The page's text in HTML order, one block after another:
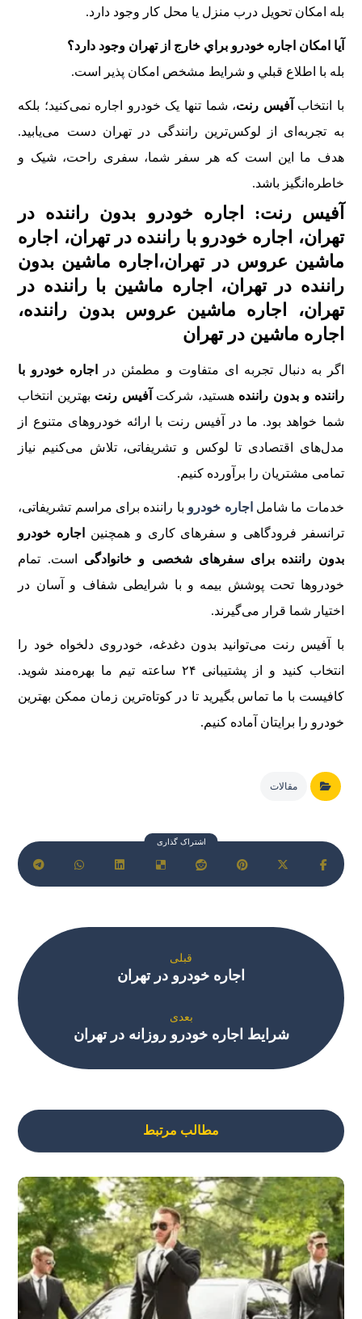
بله امکان تحويل درب منزل يا محل کار وجود دارد.
آيا امکان اجاره خودرو براي خارج از تهران وجود دارد؟
بله با اطلاع قبلي و شرايط مشخص امکان پذير است.
با انتخاب آفیس رنت، شما تنها یک خودرو اجاره نمی‌کنید؛ بلکه
به تجربه‌ای از لوکس‌ترین رانندگی در تهران دست می‌یابید.
هدف ما این است که هر سفر شما، سفری راحت، شیک و
خاطره‌انگیز باشد.
آفیس رنت: اجاره خودرو بدون راننده در
تهران، اجاره خودرو با راننده در تهران، اجاره
ماشین عروس در تهران،اجاره ماشین بدون
راننده در تهران، اجاره ماشین با راننده در
تهران، اجاره ماشین عروس بدون راننده،
اجاره ماشین در تهران
اگر به دنبال تجربه‌ ای متفاوت و مطمئن در
اجاره خودرو با
راننده و بدون راننده هستید، شرکت آفیس رنت بهترین انتخاب
شما خواهد بود. ما در آفیس رنت با ارائه خودروهای متنوع از
مدل‌های اقتصادی تا لوکس و تشریفاتی، تلاش می‌کنیم نیاز
تمامی مشتریان را برآورده کنیم.
خدمات ما شامل اجاره خودرو با راننده برای مراسم تشریفاتی،
ترانسفر فرودگاهی و سفرهای کاری و همچنین
اجاره خودرو
بدون راننده برای سفرهای شخصی و خانوادگی است. تمام
خودروها تحت پوشش بیمه و با شرایطی شفاف و آسان در
اختیار شما قرار می‌گیرند.
با آفیس رنت می‌توانید بدون دغدغه، خودروی دلخواه خود را
انتخاب کنید و از پشتیبانی ۲۴ ساعته تیم ما بهره‌مند شوید.
کافیست با ما تماس بگیرید تا در کوتاه‌ترین زمان ممکن بهترین
خودرو را برایتان آماده کنیم.
مقالات
قبلی
اجاره خودرو در تهران
بعدی
شرایط اجاره خودرو روزانه در تهران
مطالب مرتبط